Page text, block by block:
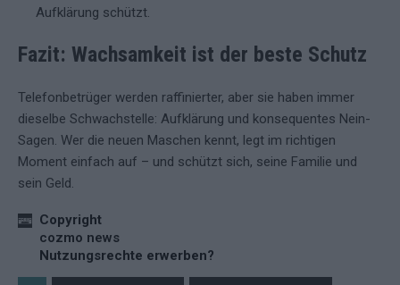
Aufklärung schützt.
Fazit: Wachsamkeit ist der beste Schutz
Telefonbetrüger werden raffinierter, aber sie haben immer
dieselbe Schwachstelle: Aufklärung und konsequentes Nein-
Sagen. Wer die neuen Maschen kennt, legt im richtigen
Moment einfach auf – und schützt sich, seine Familie und
sein Geld.
Copyright
cozmo news
Nutzungsrechte erwerben?